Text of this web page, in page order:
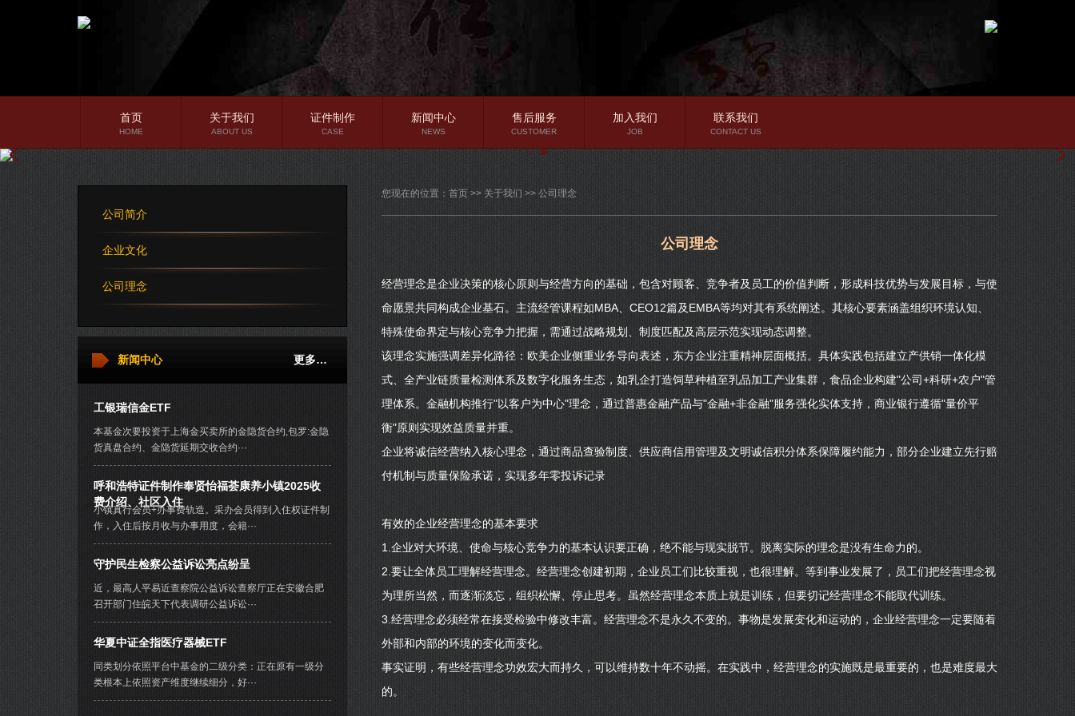
行业资讯
常见问题
首页
HOME
关于我们
ABOUT US
证件制作
CASE
新闻中心
NEWS
售后服务
CUSTOMER
加入我们
JOB
联系我们
CONTACT US
公司简介
企业文化
公司理念
更多…
新闻中心
工银瑞信金ETF
本基金次要投资于上海金买卖所的金隐货合约,包罗:金隐
货真盘合约、金隐货延期交收合约···
呼和浩特证件制作奉贤怡福荟康养小镇2025收
费介绍、社区入住
小镇真行会员+办事费轨造。采办会员得到入住权证件制
作，入住后按月收与办事用度，会籍···
守护民生检察公益诉讼亮点纷呈
近，最高人平易近查察院公益诉讼查察厅正在安徽合肥
召开部门住皖天下代表调研公益诉讼···
华夏中证全指医疗器械ETF
同类划分依照平台中基金的二级分类：正在原有一级分
类根本上依照资产维度继续细分，好···
您现在的位置： 首页 >> 关于我们 >> 公司理念
公司理念
经营理念是企业决策的核心原则与经营方向的基础，包含对顾客、竞争者及员工的价值判断，形成科技优势与发展目标，与使
命愿景共同构成企业基石。主流经管课程如MBA、CEO12篇及EMBA等均对其有系统阐述。其核心要素涵盖组织环境认知、
特殊使命界定与核心竞争力把握，需通过战略规划、制度匹配及高层示范实现动态调整。
该理念实施强调差异化路径：欧美企业侧重业务导向表述，东方企业注重精神层面概括。具体实践包括建立产供销一体化模
式、全产业链质量检测体系及数字化服务生态，如乳企打造饲草种植至乳品加工产业集群，食品企业构建"公司+科研+农户"管
理体系。金融机构推行"以客户为中心"理念，通过普惠金融产品与"金融+非金融"服务强化实体支持，商业银行遵循"量价平
衡"原则实现效益质量并重。
企业将诚信经营纳入核心理念，通过商品查验制度、供应商信用管理及文明诚信积分体系保障履约能力，部分企业建立先行赔
付机制与质量保险承诺，实现多年零投诉记录
有效的企业经营理念的基本要求
1.企业对大环境、使命与核心竞争力的基本认识要正确，绝不能与现实脱节。脱离实际的理念是没有生命力的。
2.要让全体员工理解经营理念。经营理念创建初期，企业员工们比较重视，也很理解。等到事业发展了，员工们把经营理念视
为理所当然，而逐渐淡忘，组织松懈、停止思考。虽然经营理念本质上就是训练，但要切记经营理念不能取代训练。
3.经营理念必须经常在接受检验中修改丰富。经营理念不是永久不变的。事物是发展变化和运动的，企业经营理念一定要随着
外部和内部的环境的变化而变化。
事实证明，有些经营理念功效宏大而持久，可以维持数十年不动摇。在实践中，经营理念的实施既是最重要的，也是难度最大
的。